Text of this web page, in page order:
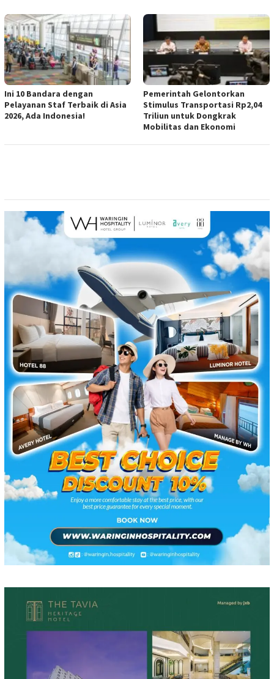
Ini 10 Bandara dengan
Pelayanan Staf Terbaik di Asia
2026, Ada Indonesia!
Pemerintah Gelontorkan
Stimulus Transportasi Rp2,04
Triliun untuk Dongkrak
Mobilitas dan Ekonomi